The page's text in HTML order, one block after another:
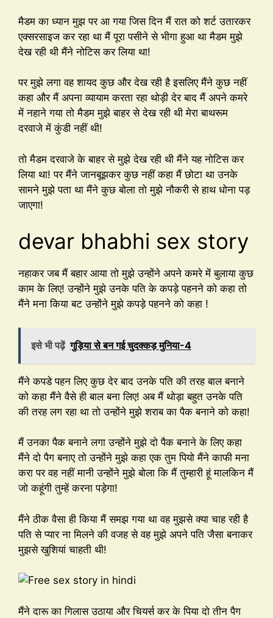
मैडम का ध्यान मुझ पर आ गया जिस दिन मैं रात को शर्ट उतारकर
एक्सरसाइज कर रहा था मैं पूरा पसीने से भीगा हुआ था मैडम मुझे
देख रही थी मैंने नोटिस कर लिया था!
पर मुझे लगा वह शायद कुछ और देख रही है इसलिए मैंने कुछ नहीं
कहा और मैं अपना व्यायाम करता रहा थोड़ी देर बाद मैं अपने कमरे
में नहाने गया तो मैडम मुझे बाहर से देख रही थी मेरा बाथरूम
दरवाजे में कुंडी नहीं थी!
तो मैडम दरवाजे के बाहर से मुझे देख रही थी मैंने यह नोटिस कर
लिया था! पर मैंने जानबूझकर कुछ नहीं कहा मैं छोटा था उनके
सामने मुझे पता था मैंने कुछ बोला तो मुझे नौकरी से हाथ धोना पड़
जाएगा!
devar bhabhi sex story
नहाकर जब मैं बहार आया तो मुझे उन्होंने अपने कमरे में बुलाया कुछ
काम के लिए! उन्होंने मुझे उनके पति के कपड़े पहनने को कहा तो
मैंने मना किया बट उन्होंने मुझे कपड़े पहनने को कहा !
इसे भी पढ़ें गुड़िया से बन गई चुदक्कड़ मुनिया-4
मैंने कपडे पहन लिए कुछ देर बाद उनके पति की तरह बाल बनाने
को कहा मैंने वैसे ही बाल बना लिए! अब मैं थोड़ा बहुत उनके पति
की तरह लग रहा था तो उन्होंने मुझे शराब का पैक बनाने को कहा!
मैं उनका पैक बनाने लगा उन्होंने मुझे दो पैक बनाने के लिए कहा
मैंने दो पैग बनाए तो उन्होंने मुझे कहा एक तुम पियो मैंने काफी मना
करा पर वह नहीं मानी उन्होंने मुझे बोला कि मैं तुम्हारी हूं मालकिन मैं
जो कहूंगी तुम्हें करना पड़ेगा!
मैंने ठीक वैसा ही किया मैं समझ गया था वह मुझसे क्या चाह रही है
पति से प्यार ना मिलने की वजह से वह मुझे अपने पति जैसा बनाकर
मुझसे खुशियां चाहती थी!
मैंने दारू का गिलास उठाया और चियर्स कर के पिया दो तीन पैग